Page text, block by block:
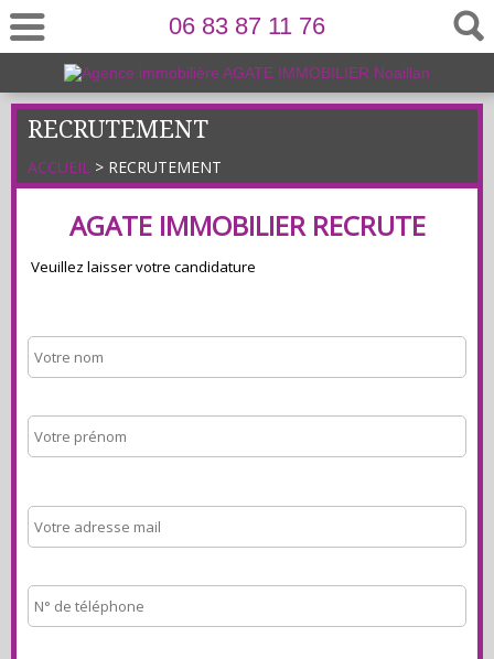
06 83 87 11 76
RECRUTEMENT
ACCUEIL > RECRUTEMENT
AGATE IMMOBILIER RECRUTE
Veuillez laisser votre candidature